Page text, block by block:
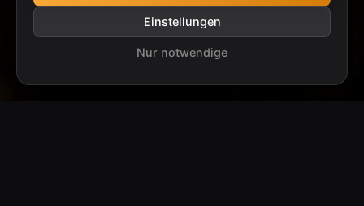
Einstellungen
Nur notwendige